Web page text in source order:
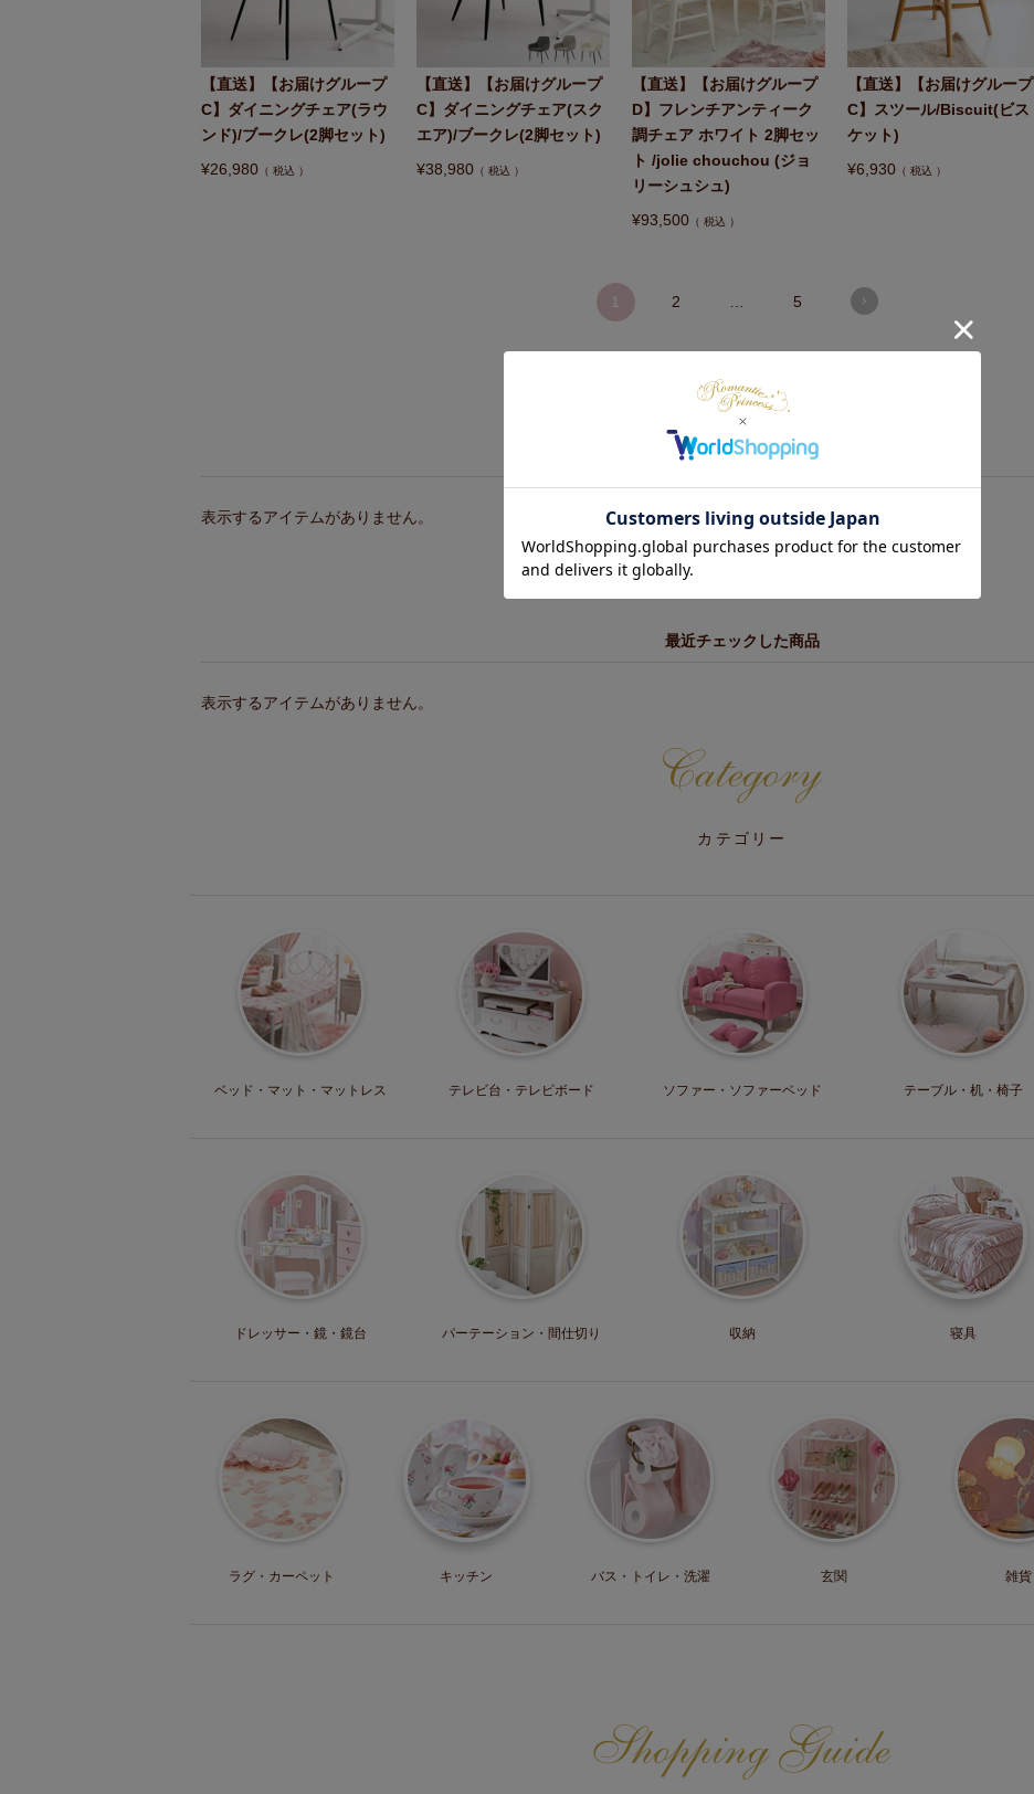
【直送】【お届けグループ
C】ダイニングチェア(ラウ
ンド)/ブークレ(2脚セット)
¥26,980 税込
【直送】【お届けグループ
C】ダイニングチェア(スク
エア)/ブークレ(2脚セット)
¥38,980 税込
【直送】【お届けグループ
D】フレンチアンティーク
調チェア ホワイト 2脚セッ
ト /jolie chouchou (ジョ
リーシュシュ)
¥93,500 税込
【直送】【お届けグループ
C】スツール/Biscuit(ビス
ケット)
¥6,930 税込
1 2 5
あなたにおすすめの商品
表示するアイテムがありません。
最近チェックした商品
表示するアイテムがありません。
カテゴリー
ベッド・マット ・マットレス テレビ台・ テレビボード ソファー・ ソファーベッド テーブル・机・ 椅子
ドレッサー・ 鏡・鏡台 パーテーション・ 間仕切り 収納 寝具
ラグ・ カーペット キッチン バス・トイレ・ 洗濯 玄関 雑貨